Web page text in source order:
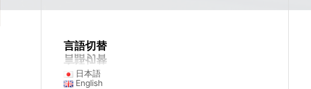
言語切替
日本語
English